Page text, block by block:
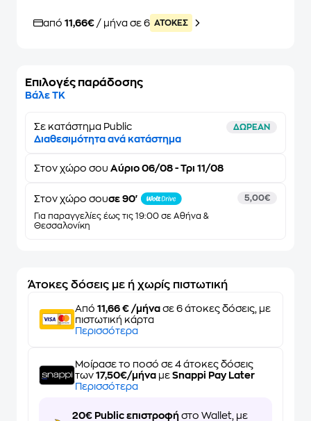
από 11,66€ / μήνα σε 6 ATOKEΣ
Επιλογές παράδοσης
Βάλε ΤΚ
Σε κατάστημα Public ΔΩΡΕΑΝ
Διαθεσιμότητα ανά κατάστημα
Στον χώρο σου Αύριο 06/08 - Τρι 11/08
Στον χώρο σουσε 90'
Για παραγγελίες έως τις 19:00 σε Αθήνα &
Θεσσαλονίκη
5,00€
Άτοκες δόσεις με ή χωρίς πιστωτική
Από 11,66 € /μήνα σε 6 άτοκες δόσεις, με
πιστωτική κάρτα
Περισσότερα
Μοίρασε το ποσό σε 4 άτοκες δόσεις
των 17,50€/μήνα με Snappi Pay Later
Περισσότερα
20€ Public επιστροφή στο Wallet, με